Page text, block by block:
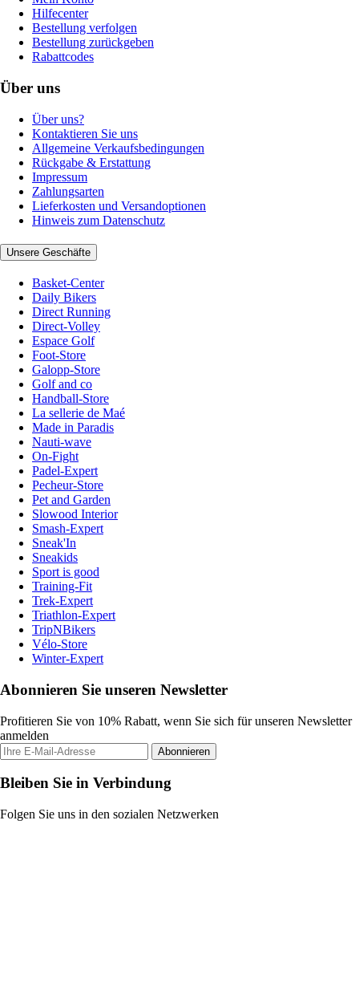
Hilfecenter
Bestellung verfolgen
Bestellung zurückgeben
Rabattcodes
Über uns
Über uns?
Kontaktieren Sie uns
Allgemeine Verkaufsbedingungen
Rückgabe & Erstattung
Impressum
Zahlungsarten
Lieferkosten und Versandoptionen
Hinweis zum Datenschutz
Unsere Geschäfte
Basket-Center
Daily Bikers
Direct Running
Direct-Volley
Espace Golf
Foot-Store
Galopp-Store
Golf and co
Handball-Store
La sellerie de Maé
Made in Paradis
Nauti-wave
On-Fight
Padel-Expert
Pecheur-Store
Pet and Garden
Slowood Interior
Smash-Expert
Sneak'In
Sneakids
Sport is good
Training-Fit
Trek-Expert
Triathlon-Expert
TripNBikers
Vélo-Store
Winter-Expert
Abonnieren Sie unseren Newsletter
Profitieren Sie von 10% Rabatt, wenn Sie sich für unseren Newsletter
anmelden
Abonnieren
Bleiben Sie in Verbindung
Folgen Sie uns in den sozialen Netzwerken